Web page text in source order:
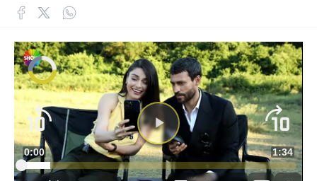
Süre
0:00 Toplam
1:34
Yüklendi:
10.49%